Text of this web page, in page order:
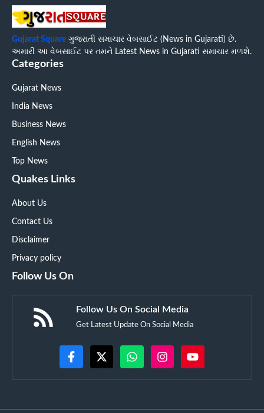
Gujarat Square ગુજરાતી સમાચાર વેબસાઈટ (News in Gujarati) છે.
અમારી આ વેબસાઈટ પર તમને Latest News in Gujarati સમાચાર મળશે.
Categories
Gujarat News
India News
Business News
English News
Top News
Quakes Links
About Us
Contact Us
Disclaimer
Privacy policy
Follow Us On
Follow Us On Social Media
Get Latest Update On Social Media